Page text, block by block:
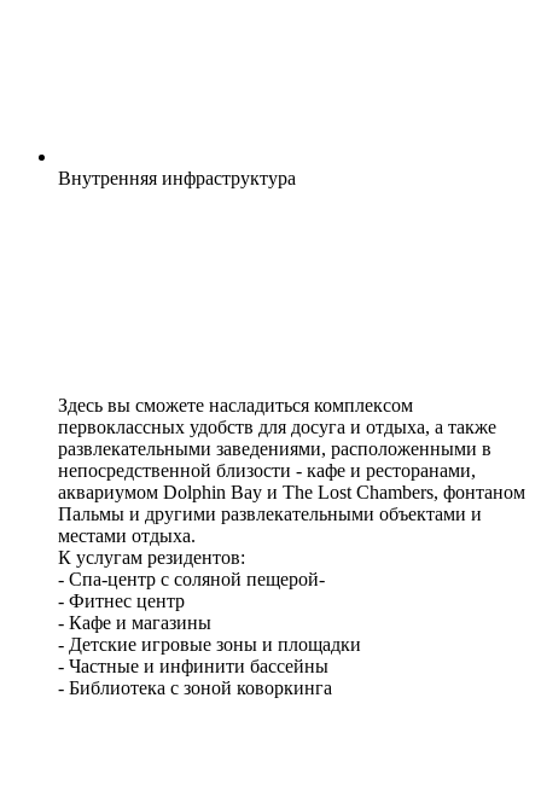
Внутренняя инфраструктура
Здесь вы сможете насладиться комплексом
первоклассных удобств для досуга и отдыха, а также
развлекательными заведениями, расположенными в
непосредственной близости - кафе и ресторанами,
аквариумом Dolphin Bay и The Lost Chambers, фонтаном
Пальмы и другими развлекательными объектами и
местами отдыха.
К услугам резидентов:
- Спа-центр с соляной пещерой-
- Фитнес центр
- Кафе и магазины
- Детские игровые зоны и площадки
- Частные и инфинити бассейны
- Библиотека с зоной коворкинга